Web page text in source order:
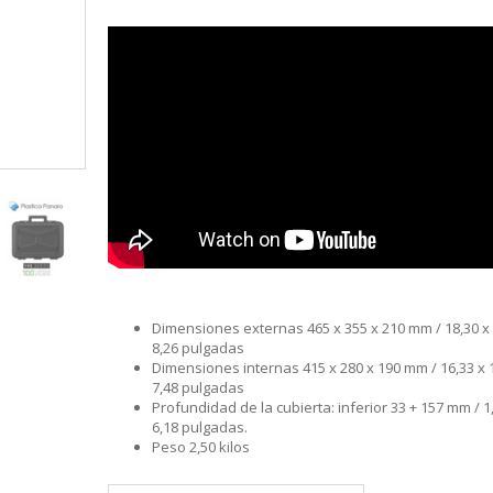
Y BOLSOS NTK
RAPALA
RELIX
PRO
Dimensiones externas 465 x 355 x 210 mm / 18,30 x
8,26 pulgadas
Dimensiones internas 415 x 280 x 190 mm / 16,33 x
7,48 pulgadas
Profundidad de la cubierta: inferior 33 + 157 mm /
6,18 pulgadas.
Peso 2,50 kilos